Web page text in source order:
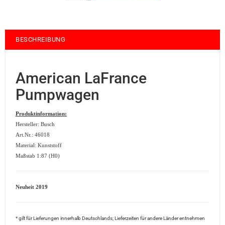
BESCHREIBUNG
American LaFrance
Pumpwagen
Produktinformation:
Hersteller: Busch
Art.Nr.: 46018
Material: Kunststoff
Maßstab 1:87 (H0)
Neuheit 2019
* gilt für Lieferungen innerhalb Deutschlands; Lieferzeiten für andere Länder entnehmen